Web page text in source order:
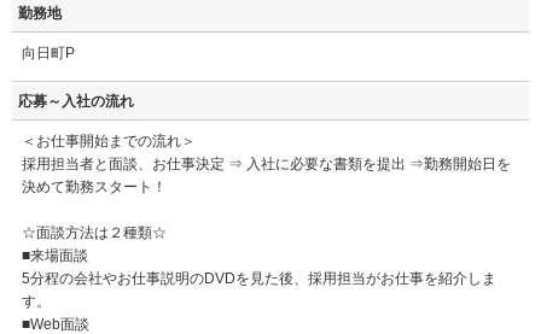
勤務地
向日町P
応募～入社の流れ
＜お仕事開始までの流れ＞
採用担当者と面談、お仕事決定 ⇒ 入社に必要な書類を提出 ⇒勤務開始日を
決めて勤務スタート！
☆面談方法は２種類☆
■来場面談
5分程の会社やお仕事説明のDVDを見た後、採用担当がお仕事を紹介しま
す。
■Web面談